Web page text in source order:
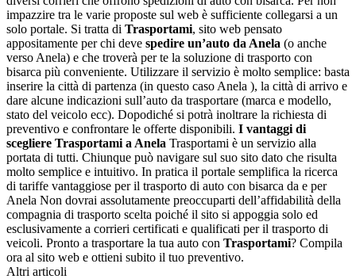
impazzire tra le varie proposte sul web è sufficiente collegarsi a un
solo portale. Si tratta di Trasportami, sito web pensato
appositamente per chi deve spedire un’auto da Anela (o anche
verso Anela) e che troverà per te la soluzione di trasporto con
bisarca più conveniente. Utilizzare il servizio è molto semplice: basta
inserire la città di partenza (in questo caso Anela ), la città di arrivo e
dare alcune indicazioni sull’auto da trasportare (marca e modello,
stato del veicolo ecc). Dopodiché si potrà inoltrare la richiesta di
preventivo e confrontare le offerte disponibili. I vantaggi di
scegliere Trasportami a Anela Trasportami è un servizio alla
portata di tutti. Chiunque può navigare sul suo sito dato che risulta
molto semplice e intuitivo. In pratica il portale semplifica la ricerca
di tariffe vantaggiose per il trasporto di auto con bisarca da e per
Anela Non dovrai assolutamente preoccuparti dell’affidabilità della
compagnia di trasporto scelta poiché il sito si appoggia solo ed
esclusivamente a corrieri certificati e qualificati per il trasporto di
veicoli. Pronto a trasportare la tua auto con Trasportami? Compila
ora al sito web e ottieni subito il tuo preventivo.
Altri articoli